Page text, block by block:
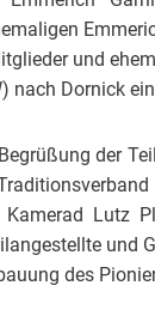
und
nach Dornick
der
Kamerad Lutz
und
des